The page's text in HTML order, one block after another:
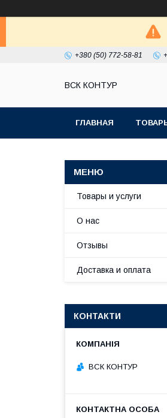
+380 (50) 772-58-81
ВСК КОНТУР
ГЛАВНАЯ
Товары и услуги
О нас
Отзывы
Доставка и оплата
КОНТАКТИ
ВСК КОНТУР